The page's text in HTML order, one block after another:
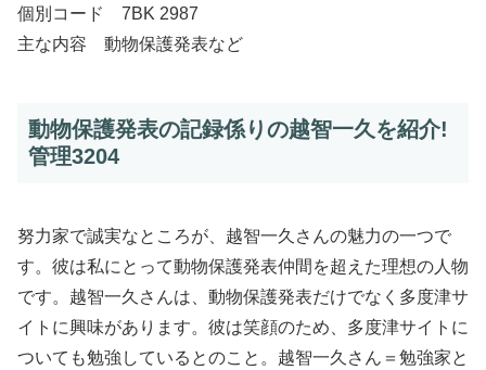
個別コード 7BK 2987
主な内容 動物保護発表など
動物保護発表の記録係りの越智一久を紹介!
管理3204
努力家で誠実なところが、越智一久さんの魅力の一つで
す。彼は私にとって動物保護発表仲間を超えた理想の人物
です。越智一久さんは、動物保護発表だけでなく多度津サ
イトに興味があります。彼は笑顔のため、多度津サイトに
ついても勉強しているとのこと。越智一久さん＝勉強家と